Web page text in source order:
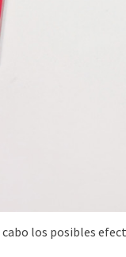
cabo los posibles